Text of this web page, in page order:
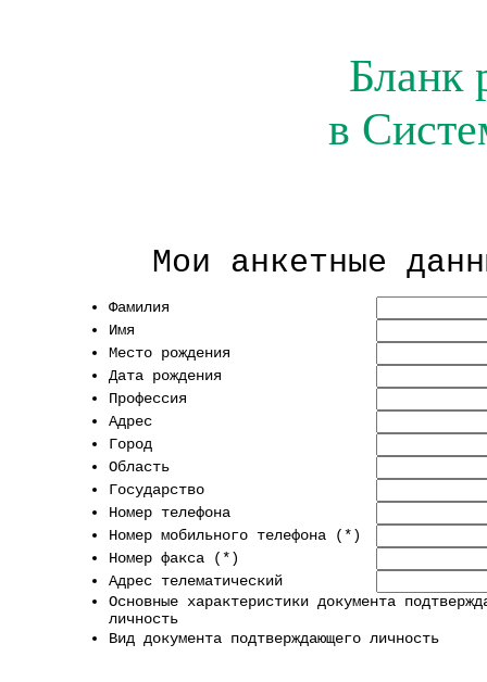
Бланк
в
Мои анкетные
Фамилия
Имя
Место рождения
Дата рождения
Профессия
Адрес
Город
Область
Государство
Номер телефона
Номер мобильного телефона (*)
Номер факса (*)
Адрес телематический
Основные характеристики документа
личность
Вид документа подтверждающего личность